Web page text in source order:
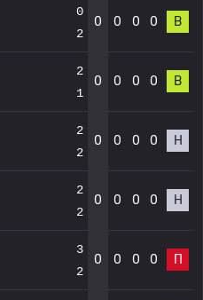
0
2
0 0 0 0 В
2
1
0 0 0 0 В
2
2
0 0 0 0 Н
2
2
0 0 0 0 Н
3
2
0 0 0 0 П